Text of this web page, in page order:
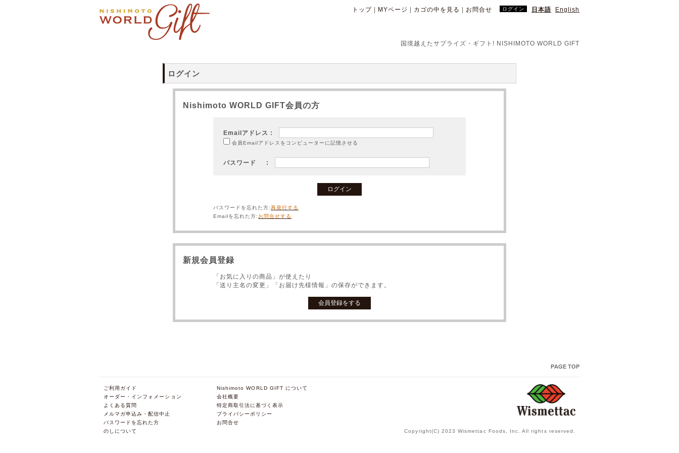
トップ | MYページ | カゴの中を見る | お問合せ ログイン 日本語 English
国境越えたサプライズ・ギフト! NISHIMOTO WORLD GIFT
ログイン
Nishimoto WORLD GIFT会員の方
Emailアドレス :
会員Emailアドレスをコンピューターに記憶させる
パスワード :
パスワードを忘れた方:再発行する
Emailを忘れた方: お問合せする
新規会員登録
「お気に入りの商品」が使えたり
「送り主名の変更」「お届け先様情報」の保存ができます。
ご利用ガイド
オーダー・インフォメーション
よくある質問
メルマガ申込み・配信中止
パスワードを忘れた方
のしについて
Nishimoto WORLD GIFT について
会社概要
特定商取引法に基づく表示
プライバシーポリシー
お問合せ
Copyright(C) 2023 Wismettac Foods, Inc. All rights reserved.